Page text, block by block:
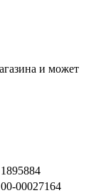
и может
1895884
00-00027164